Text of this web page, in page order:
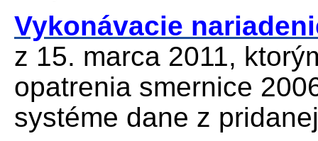
Vykonávacie
z 15. marca 2011,
opatrenia smernice
systéme dane z